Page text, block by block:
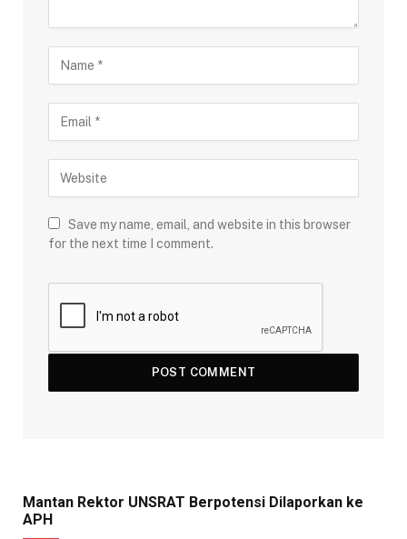
Save my name, email, and website in this browser
for the next time I comment.
Mantan Rektor UNSRAT Berpotensi Dilaporkan ke
APH